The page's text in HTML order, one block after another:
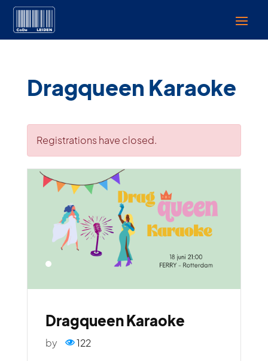
Dragqueen Karaoke
Registrations have closed.
Dragqueen Karaoke
by
122